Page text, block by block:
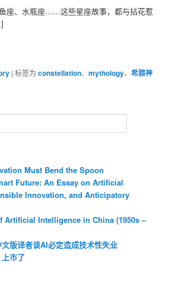
座、水瓶座……这些星座故事，都与拈花惹
|标签为 constellation、mythology、希腊神
Must Bend the Spoon
Future: An Essay on Artificial
Innovation, and Anticipatory
Artificial Intelligence in China (1950s –
版译者谈AI必定造成技术性失业
市了